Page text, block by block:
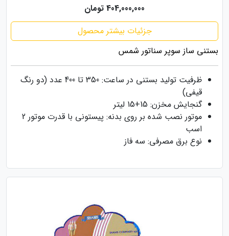
404,000,000 تومان
جزئیات بیشتر محصول
بستنی ساز سوپر سناتور شمس
ظرفیت تولید بستنی در ساعت: 350 تا 400 عدد (دو رنگ
قیفی)
گنجایش مخزن: 15+15 لیتر
موتور نصب شده بر روی بدنه: پیستونی با قدرت موتور 2
اسب
نوع برق مصرفی: سه فاز